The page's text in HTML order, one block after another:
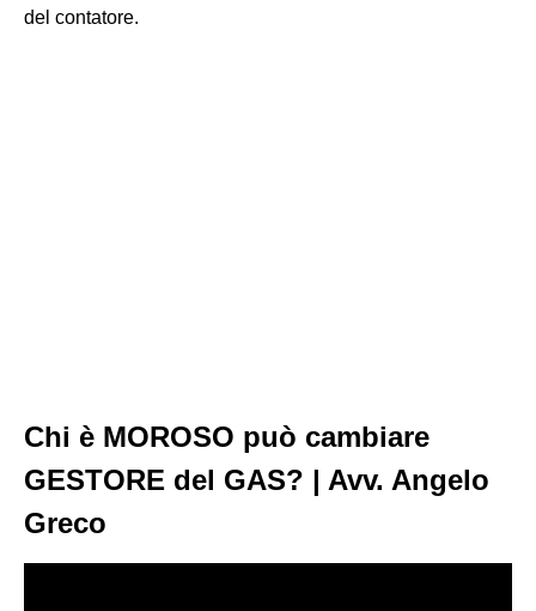
del contatore.
Chi è MOROSO può cambiare
GESTORE del GAS? | Avv. Angelo
Greco